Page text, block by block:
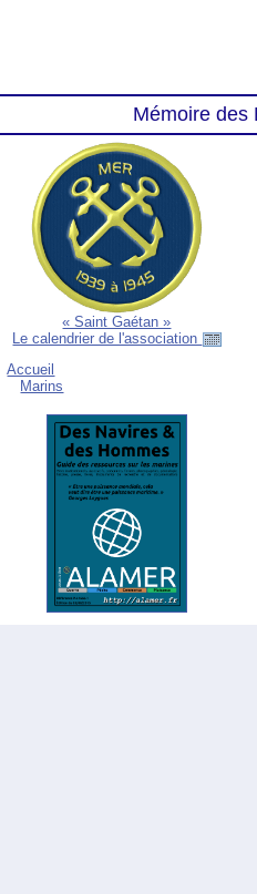
Mémoire des
« Saint Gaétan »
Le calendrier de l'association
Accueil
Marins